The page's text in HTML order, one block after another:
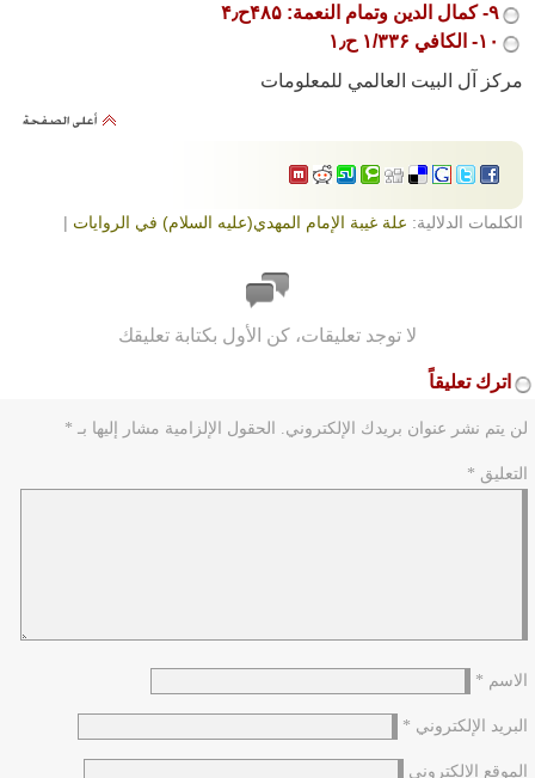
۹- كمال الدين وتمام النعمة: ۴۸۵ح۴٫
۱۰- الكافي ۱/۳۳۶ ح۱٫
مركز آل البيت العالمي للمعلومات
الكلمات الدلالية: علة غيبة الإمام المهدي(عليه السلام) في الروايات |
لا توجد تعليقات، كن الأول بكتابة تعليقك
اترك تعليقاً
لن يتم نشر عنوان بريدك الإلكتروني. الحقول الإلزامية مشار إليها بـ *
التعليق *
الاسم *
البريد الإلكتروني *
الموقع الإلكتروني